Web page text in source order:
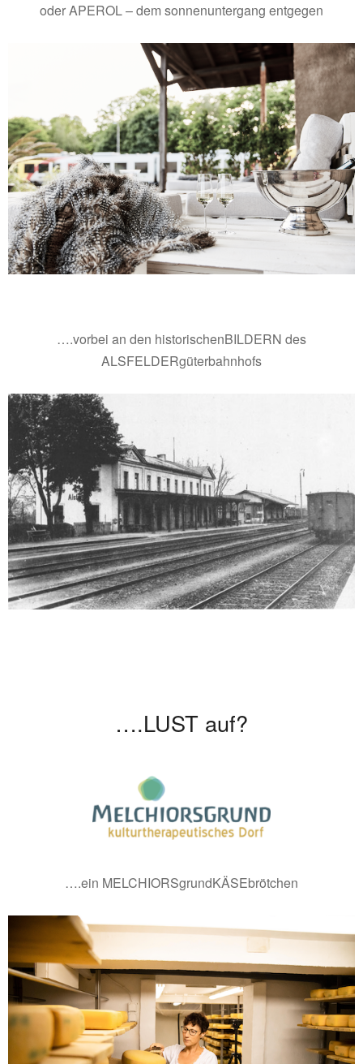
oder APEROL – dem sonnenuntergang entgegen
….vorbei an den historischenBILDERN des
ALSFELDERgüterbahnhofs
….LUST auf?
….ein MELCHIORSgrundKÄSEbrötchen